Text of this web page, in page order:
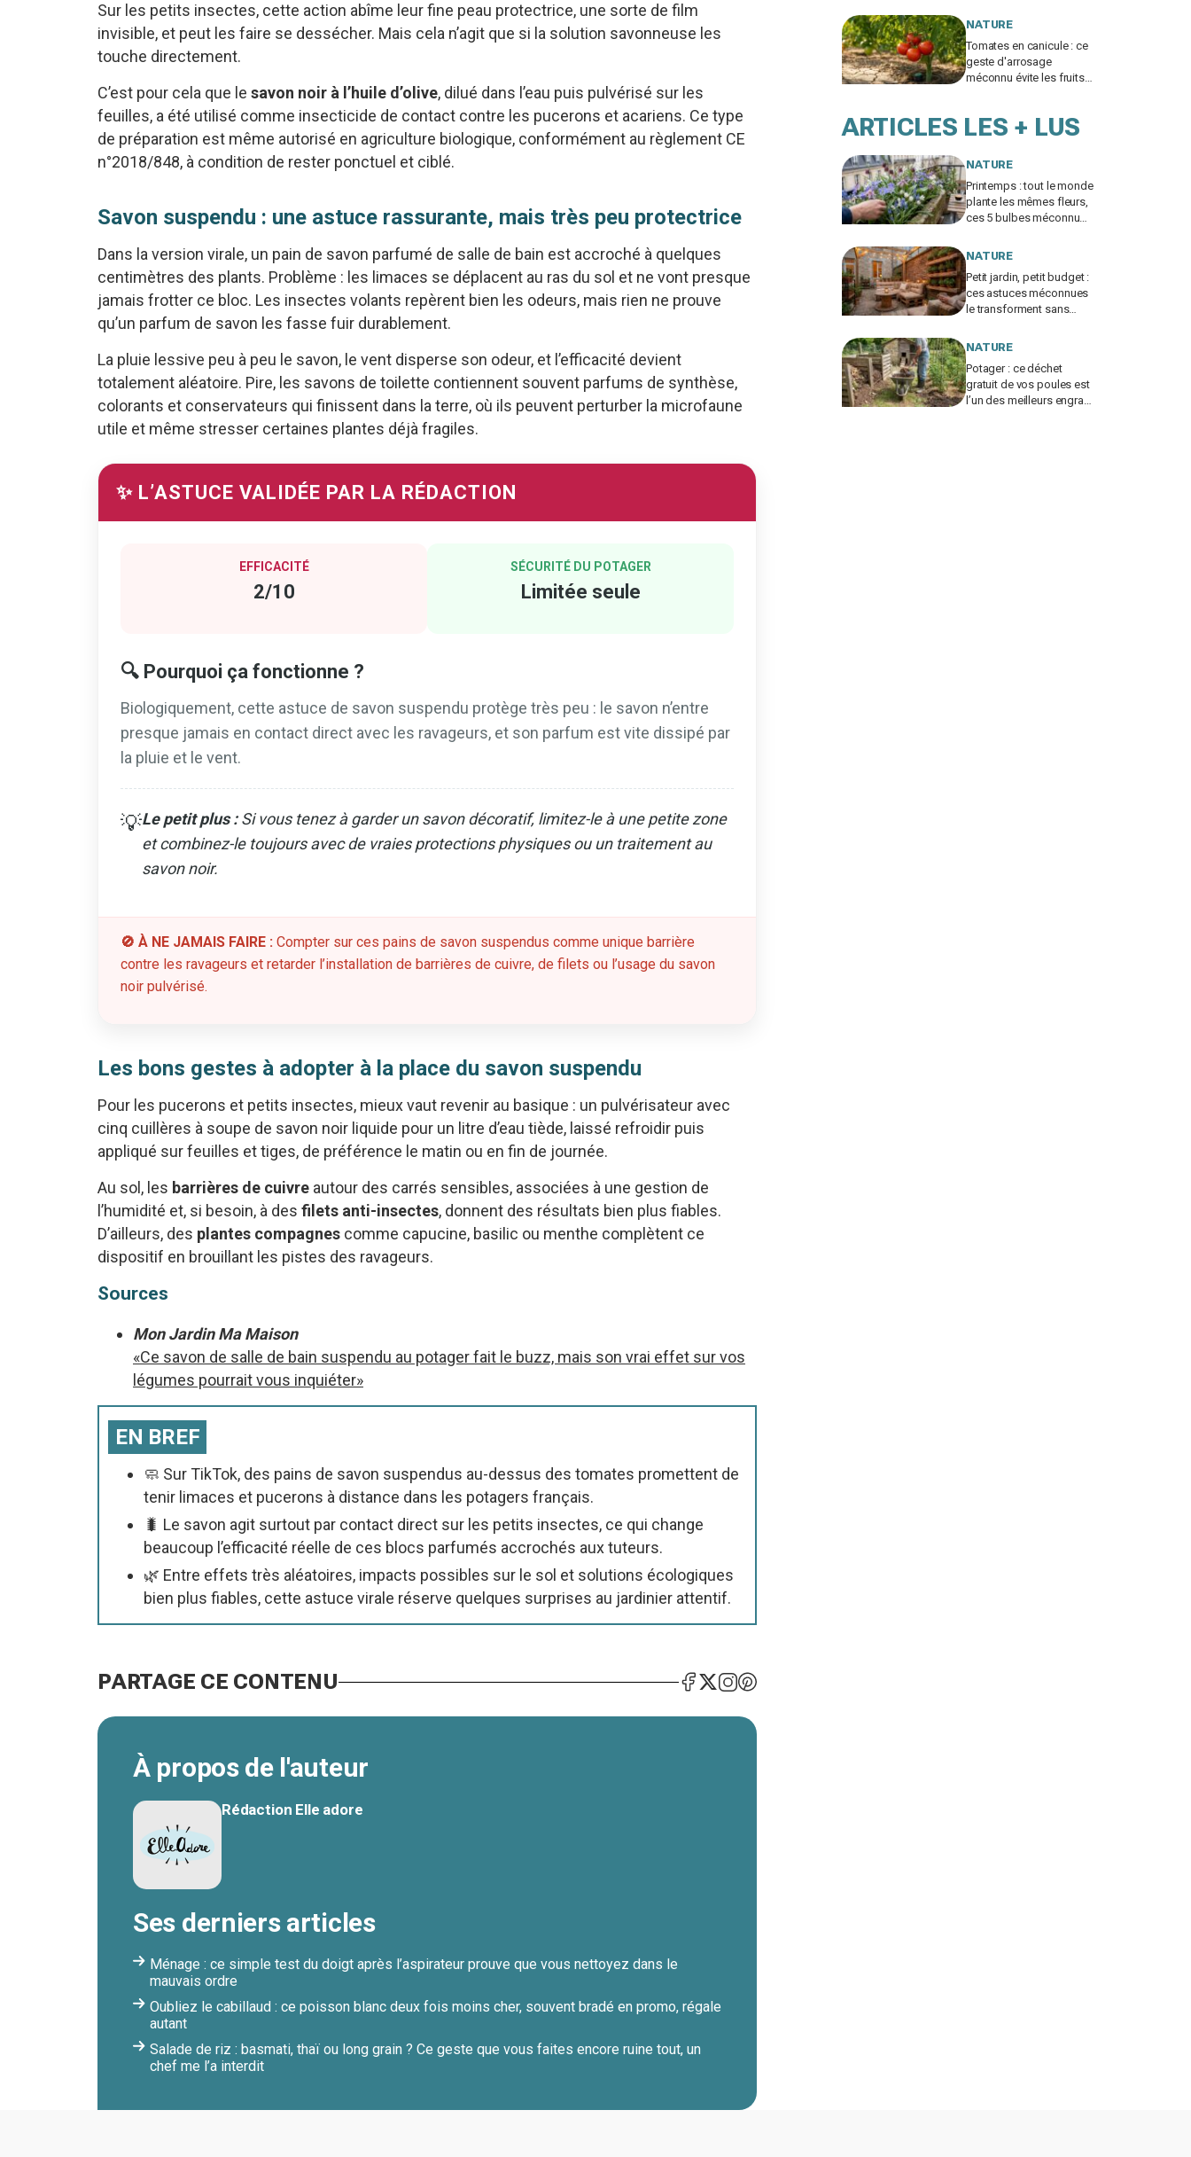
Sur les petits insectes, cette action abîme leur fine peau protectrice, une sorte de film
invisible, et peut les faire se dessécher. Mais cela n’agit que si la solution savonneuse les
touche directement.
C’est pour cela que le savon noir à l’huile d’olive, dilué dans l’eau puis pulvérisé sur les
feuilles, a été utilisé comme insecticide de contact contre les pucerons et acariens. Ce type
de préparation est même autorisé en agriculture biologique, conformément au règlement CE
n°2018/848, à condition de rester ponctuel et ciblé.
Savon suspendu : une astuce rassurante, mais très peu protectrice
Dans la version virale, un pain de savon parfumé de salle de bain est accroché à quelques
centimètres des plants. Problème : les limaces se déplacent au ras du sol et ne vont presque
jamais frotter ce bloc. Les insectes volants repèrent bien les odeurs, mais rien ne prouve
qu’un parfum de savon les fasse fuir durablement.
La pluie lessive peu à peu le savon, le vent disperse son odeur, et l’efficacité devient
totalement aléatoire. Pire, les savons de toilette contiennent souvent parfums de synthèse,
colorants et conservateurs qui finissent dans la terre, où ils peuvent perturber la microfaune
utile et même stresser certaines plantes déjà fragiles.
✨ L’ASTUCE VALIDÉE PAR LA RÉDACTION
EFFICACITÉ
2/10
SÉCURITÉ DU POTAGER
Limitée seule
🔍 Pourquoi ça fonctionne ?
Biologiquement, cette astuce de savon suspendu protège très peu : le savon n’entre
presque jamais en contact direct avec les ravageurs, et son parfum est vite dissipé par
la pluie et le vent.
💡Le petit plus :Si vous tenez à garder un savon décoratif, limitez-le à une petite zone
et combinez-le toujours avec de vraies protections physiques ou un traitement au
savon noir.
🚫 À NE JAMAIS FAIRE : Compter sur ces pains de savon suspendus comme unique barrière
contre les ravageurs et retarder l’installation de barrières de cuivre, de filets ou l’usage du savon
noir pulvérisé.
Les bons gestes à adopter à la place du savon suspendu
Pour les pucerons et petits insectes, mieux vaut revenir au basique : un pulvérisateur avec
cinq cuillères à soupe de savon noir liquide pour un litre d’eau tiède, laissé refroidir puis
appliqué sur feuilles et tiges, de préférence le matin ou en fin de journée.
Au sol, les barrières de cuivre autour des carrés sensibles, associées à une gestion de
l’humidité et, si besoin, à des filets anti-insectes, donnent des résultats bien plus fiables.
D’ailleurs, des plantes compagnes comme capucine, basilic ou menthe complètent ce
dispositif en brouillant les pistes des ravageurs.
Sources
Mon Jardin Ma Maison
«Ce savon de salle de bain suspendu au potager fait le buzz, mais son vrai effet sur vos
légumes pourrait vous inquiéter»
EN BREF
🧼 Sur TikTok, des pains de savon suspendus au-dessus des tomates promettent de
tenir limaces et pucerons à distance dans les potagers français.
🐛 Le savon agit surtout par contact direct sur les petits insectes, ce qui change
beaucoup l’efficacité réelle de ces blocs parfumés accrochés aux tuteurs.
🌿 Entre effets très aléatoires, impacts possibles sur le sol et solutions écologiques
bien plus fiables, cette astuce virale réserve quelques surprises au jardinier attentif.
PARTAGE CE CONTENU
À propos de l'auteur
Rédaction Elle adore
Ses derniers articles
Ménage : ce simple test du doigt après l’aspirateur prouve que vous nettoyez dans le
mauvais ordre
Oubliez le cabillaud : ce poisson blanc deux fois moins cher, souvent bradé en promo, régale
autant
Salade de riz : basmati, thaï ou long grain ? Ce geste que vous faites encore ruine tout, un
chef me l’a interdit
et envahit les jardins
NATURE
Tomates en canicule : ce
geste d'arrosage
méconnu évite les fruits
moins d'eau
ARTICLES LES + LUS
NATURE
Printemps : tout le monde
plante les mêmes fleurs,
ces 5 bulbes méconnus
changer votre jardin
NATURE
Petit jardin, petit budget :
ces astuces méconnues
le transforment sans
d’éviter cette erreur
NATURE
Potager : ce déchet
gratuit de vos poules est
l’un des meilleurs engrais